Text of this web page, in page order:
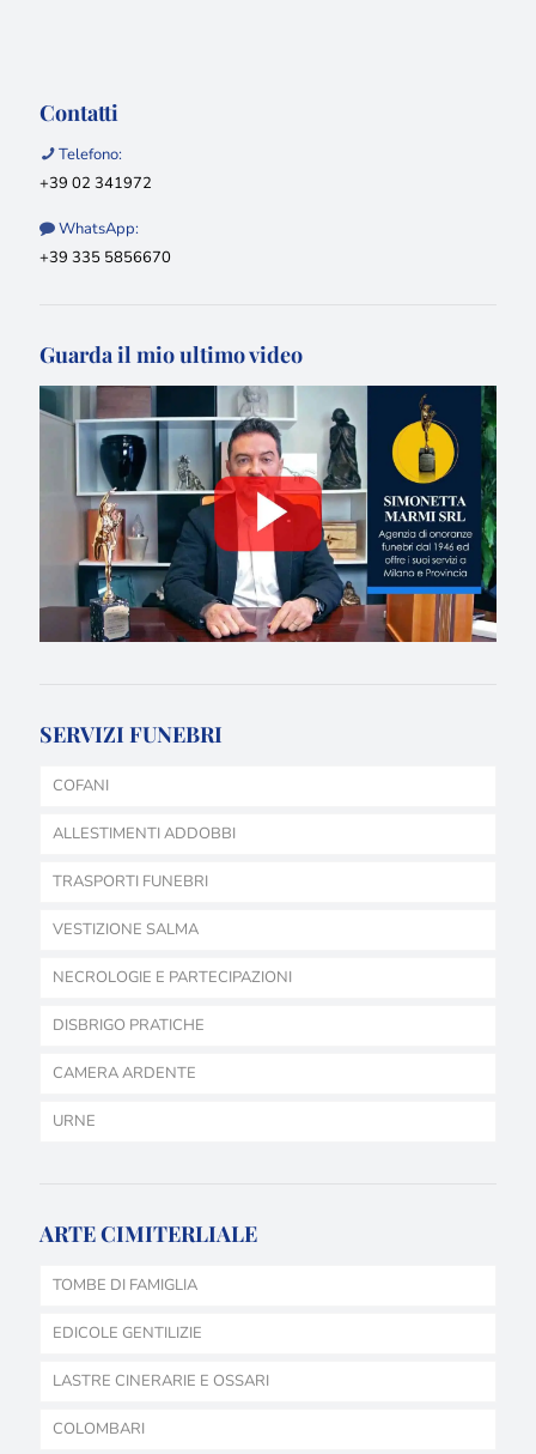
Contatti
Telefono:
+39 02 341972
WhatsApp:
+39 335 5856670
Guarda il mio ultimo video
SERVIZI FUNEBRI
COFANI
ALLESTIMENTI ADDOBBI
TRASPORTI FUNEBRI
VESTIZIONE SALMA
NECROLOGIE E PARTECIPAZIONI
DISBRIGO PRATICHE
CAMERA ARDENTE
URNE
ARTE CIMITERLIALE
TOMBE DI FAMIGLIA
EDICOLE GENTILIZIE
LASTRE CINERARIE E OSSARI
COLOMBARI